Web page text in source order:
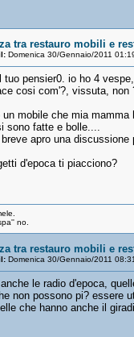
tra restauro mobili e
Domenica 30/Gennaio/2011
tuo pensier0. io ho 4
cosi com'?, vissuta,
mobile che mia
fatte e bolle....
apro una
d'epoca ti piacciono?
no.
tra restauro mobili e
Domenica 30/Gennaio/2011
le radio d'epoca,
non possono pi? essere
che hanno anche il